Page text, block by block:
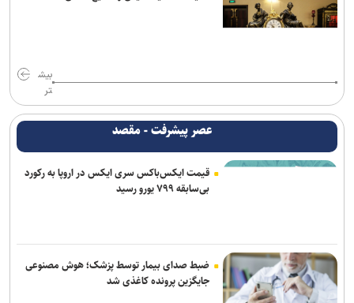
همکاری تهران و بغداد برای خدمت به زائران در مرز زرباطیه
وزارت خارجه یمن: تشدید تنش از سوی عربستان با واکنشی فراگیر روبه‌رو
می‌شود
آتلانتیک: دستاوردهای انتخاباتی ترامپ در حال از بین رفتن است
حمله یک شهپاد به یک کشتی در نزدیکی باب‌المندب
انفجار در سوریه/ پهپادها در آسمان لاذقیه رویت شدند
شبکه اول روسیه: اربعین یکی از بزرگ‌ترین راهپیمایی‌های جهان است
بیش
تر
عصر پیشرفت - مقصد
قیمت ایکس‌باکس سری ایکس در اروپا به رکورد
بی‌سابقه ۷۹۹ یورو رسید
ضبط صدای بیمار توسط پزشک؛ هوش مصنوعی
جایگزین پرونده کاغذی شد